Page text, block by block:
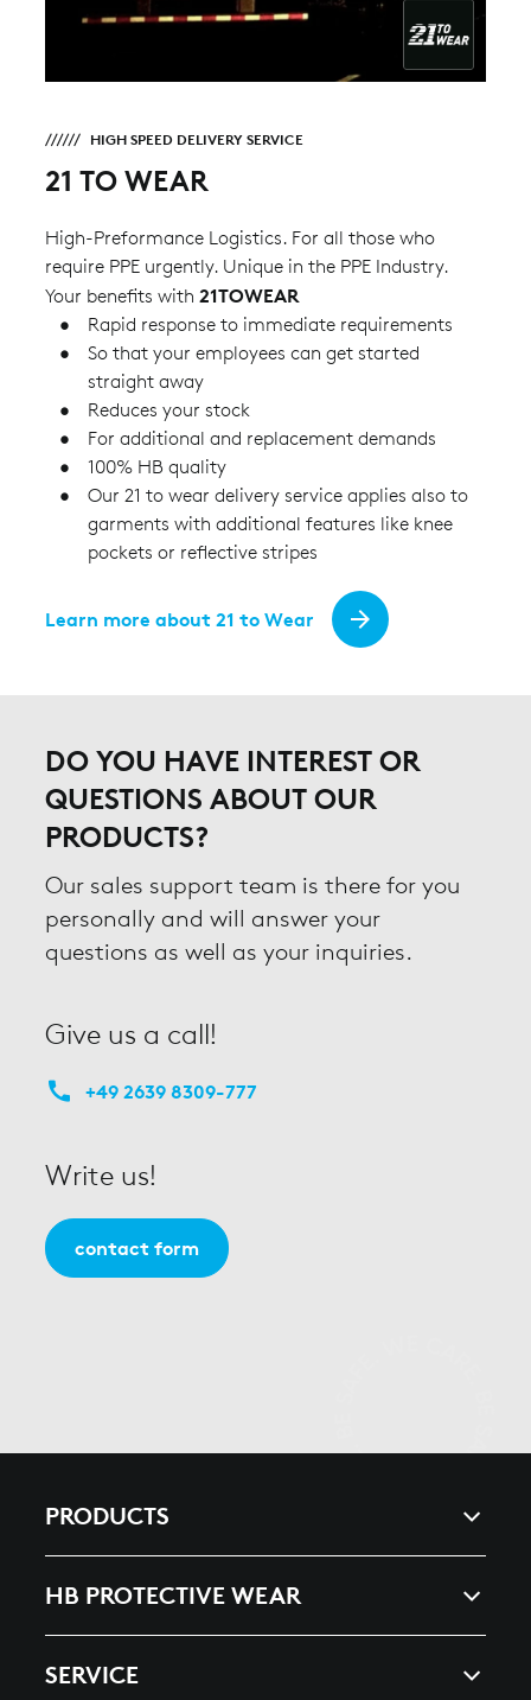
HIGH SPEED DELIVERY SERVICE
21 TO WEAR
High-Preformance Logistics. For all those who
require PPE urgently. Unique in the PPE Industry.
Your benefits with 21TOWEAR
Rapid response to immediate requirements
So that your employees can get started
straight away
Reduces your stock
For additional and replacement demands
100% HB quality
Our 21 to wear delivery service applies also to
garments with additional features like knee
pockets or reflective stripes
Learn more about 21 to Wear
DO YOU HAVE INTEREST OR
QUESTIONS ABOUT OUR
PRODUCTS?
Our sales support team is there for you
personally and will answer your
questions as well as your inquiries.
Give us a call!
+49 2639 8309-777
Write us!
contact form
PRODUCTS
ESD ELECTROSTATIC DISCHARGE
HB PROTECTIVE WEAR
SERVICE